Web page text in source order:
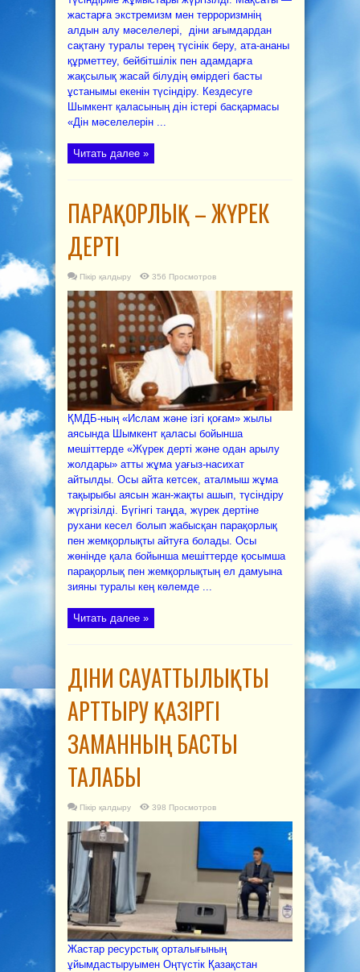
жастарға экстремизм мен терроризмнің
алдын алу мәселелері, діни ағымдардан
сақтану туралы терең түсінік беру, ата-ананы
құрметтеу, бейбітшілік пен адамдарға
жақсылық жасай білудің өмірдегі басты
ұстанымы екенін түсіндіру. Кездесуге
Шымкент қаласының дін істері басқармасы
«Дін мәселелерін ...
Читать далее »
ПАРАҚОРЛЫҚ – ЖҮРЕК
ДЕРТІ
Пікір қалдыру 356 Просмотров
ҚМДБ-ның «Ислам және ізгі қоғам» жылы
аясында Шымкент қаласы бойынша
мешіттерде «Жүрек дерті және одан арылу
жолдары» атты жұма уағыз-насихат
айтылды. Осы айта кетсек, аталмыш жұма
тақырыбы аясын жан-жақты ашып, түсіндіру
жүргізілді. Бүгінгі таңда, жүрек дертіне
рухани кесел болып жабысқан парақорлық
пен жемқорлықты айтуға болады. Осы
жөнінде қала бойынша мешіттерде қосымша
парақорлық пен жемқорлықтың ел дамуына
зияны туралы кең көлемде ...
Читать далее »
ДІНИ САУАТТЫЛЫҚТЫ
АРТТЫРУ ҚАЗІРГІ
ЗАМАННЫҢ БАСТЫ
ТАЛАБЫ
Пікір қалдыру 398 Просмотров
Жастар ресурстық орталығының
ұйымдастыруымен Оңтүстік Қазақстан